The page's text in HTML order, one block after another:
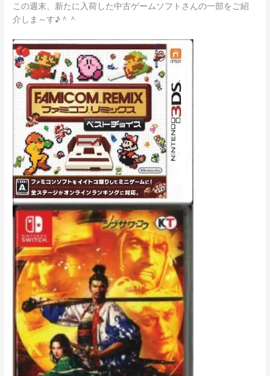
この週末、新たに入荷した中古ゲームソフトさんの一部をご紹
介しま～す♪＾＾